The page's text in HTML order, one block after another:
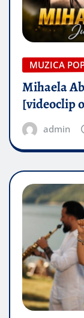
MUZICA
Mihaela
[videoclip
admin